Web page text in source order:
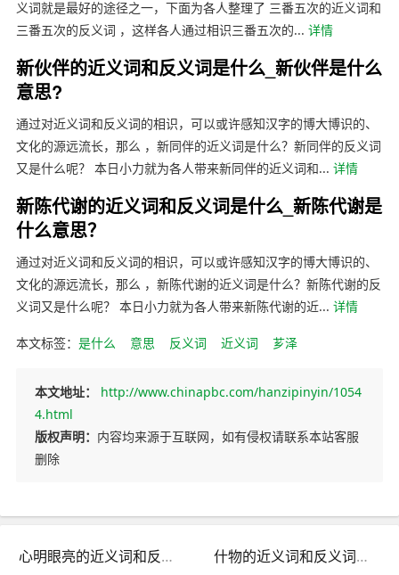
义词就是最好的途径之一，下面为各人整理了 三番五次的近义词和
三番五次的反义词 ，这样各人通过相识三番五次的... 详情
新伙伴的近义词和反义词是什么_新伙伴是什么
意思?
通过对近义词和反义词的相识，可以或许感知汉字的博大博识的、
文化的源远流长，那么 ，新同伴的近义词是什么？新同伴的反义词
又是什么呢？ 本日小力就为各人带来新同伴的近义词和... 详情
新陈代谢的近义词和反义词是什么_新陈代谢是
什么意思？
通过对近义词和反义词的相识，可以或许感知汉字的博大博识的、
文化的源远流长，那么 ，新陈代谢的近义词是什么？新陈代谢的反
义词又是什么呢？ 本日小力就为各人带来新陈代谢的近... 详情
本文标签： 是什么 意思 反义词 近义词 芗泽
本文地址：
http://www.chinapbc.com/hanzipinyin/1054
4.html
版权声明： 内容均来源于互联网，如有侵权请联系本站客服
删除
心明眼亮的近义词和反义词是什么_心明眼亮是什么意思? 什物的近义词和反义词是什么_什物是什么意思?